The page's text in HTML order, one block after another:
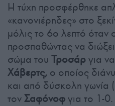
Η τύχη προσφέρθηκε
«κανονιέρηδες» στο
μόλις το 6ο λεπτό όταν
προσπαθώντας να
σώμα του Τροσάργια
Χάβερτς, ο οποίος
και από δύσκολη γωνία
τονΣαφόνοφγια το 1-0.